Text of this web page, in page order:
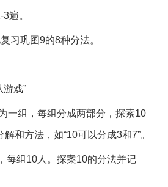
遍。
巩图9的8种分法。
戏”
组，每组分成两部分，探索10
和方法，如“10可以分成3和7”。
组10人。探案10的分法并记